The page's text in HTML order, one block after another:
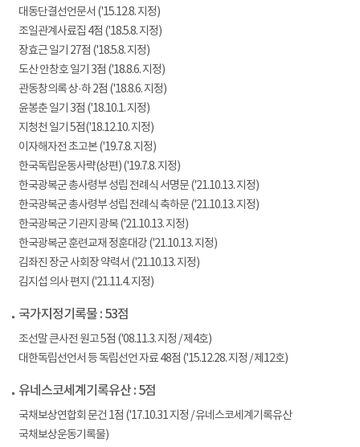
대동단결선언문서 ('15.12.8. 지정)
조일관계사료집 4점 ('18.5.8. 지정)
장효근 일기 27점 ('18.5.8. 지정)
도산 안창호 일기 3점 ('18.8.6. 지정)
관동창의록 상·하 2점 ('18.8.6. 지정)
윤봉춘 일기 3점 ('18.10.1. 지정)
지청천 일기 5점('18.12.10. 지정)
이자해자전 초고본 ('19.7.8. 지정)
한국독립운동사략(상편) ('19.7.8. 지정)
한국광복군 총사령부 성립 전례식 서명문 ('21.10.13. 지정)
한국광복군 총사령부 성립 전례식 축하문 ('21.10.13. 지정)
한국광복군 기관지 광복 ('21.10.13. 지정)
한국광복군 훈련교재 정훈대강 ('21.10.13. 지정)
김좌진 장군 사회장 약력서 ('21.10.13. 지정)
김지섭 의사 편지 ('21.11.4. 지정)
국가지정기록물 : 53점
조선말 큰사전 원고 5점 ('08.11.3. 지정 / 제4호)
대한독립선언서 등 독립선언 자료 48점 ('15.12.28. 지정 / 제12호)
유네스코세계기록유산 : 5점
국채보상연합회 문건 1점 ('17.10.31 지정 / 유네스코세계기록유산
국채보상운동기록물)